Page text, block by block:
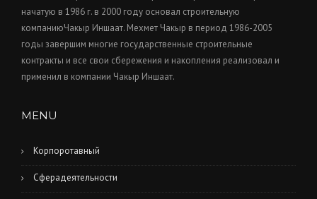
начатую в 1986 г. в 2000 году основал строительную
компаниюЧакыр Иншаат. Мехмет Чакыр в период 1986-2005
годы завершим многие государственные строительные
контракты и все свои сбережения и накопления реализовал и
применил в компании Чакыр Иншаат.
MENU
Корпоротавный
Сферадеятельности